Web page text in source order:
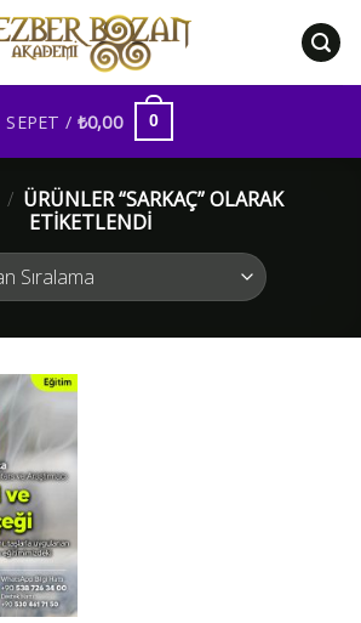
SEPET / ₺0,00 0
/ ÜRÜNLER “SARKAÇ” OLARAK
ETIKETLENDI